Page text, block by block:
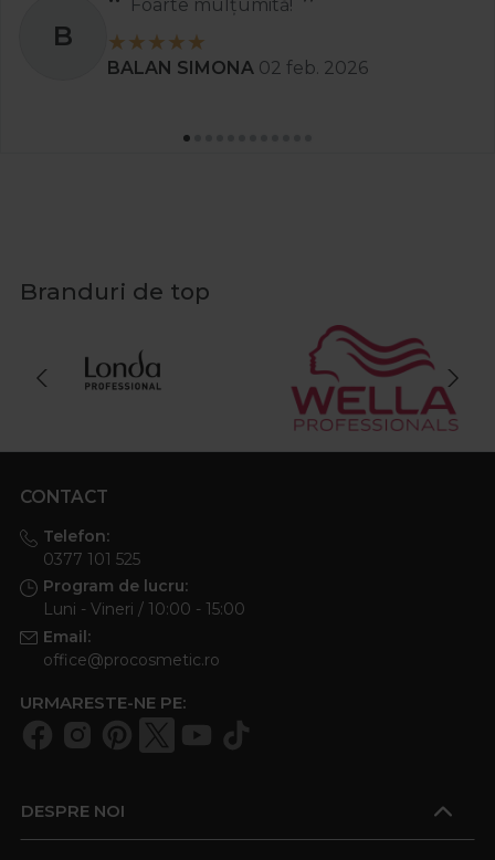
S
Recomand
Stanciu Aura Andreea 02 apr. 2025
Branduri de top
CONTACT
Telefon:
0377 101 525
Program de lucru:
Luni - Vineri / 10:00 - 15:00
Email:
office@procosmetic.ro
URMARESTE-NE PE:
DESPRE NOI